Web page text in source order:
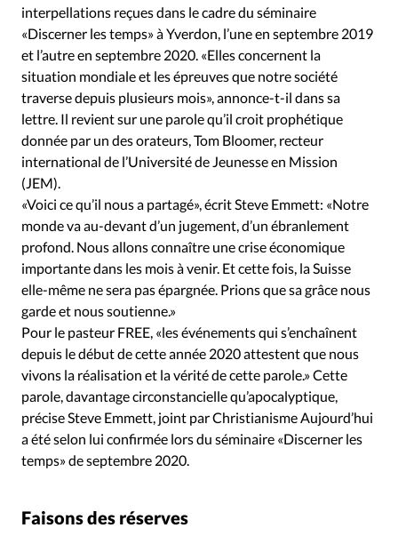
interpellations reçues dans le cadre du séminaire
«Discerner les temps» à Yverdon, l’une en septembre 2019
et l’autre en septembre 2020. «Elles concernent la
situation mondiale et les épreuves que notre société
traverse depuis plusieurs mois», annonce-t-il dans sa
lettre. Il revient sur une parole qu’il croit prophétique
donnée par un des orateurs, Tom Bloomer, recteur
international de l’Université de Jeunesse en Mission
(JEM).
«Voici ce qu’il nous a partagé», écrit Steve Emmett: «Notre
monde va au-devant d’un jugement, d’un ébranlement
profond. Nous allons connaître une crise économique
importante dans les mois à venir. Et cette fois, la Suisse
elle-même ne sera pas épargnée. Prions que sa grâce nous
garde et nous soutienne.»
Pour le pasteur FREE, «les événements qui s’enchaînent
depuis le début de cette année 2020 attestent que nous
vivons la réalisation et la vérité de cette parole.» Cette
parole, davantage circonstancielle qu’apocalyptique,
précise Steve Emmett, joint par Christianisme Aujourd’hui
a été selon lui confirmée lors du séminaire «Discerner les
temps» de septembre 2020.
Faisons des réserves